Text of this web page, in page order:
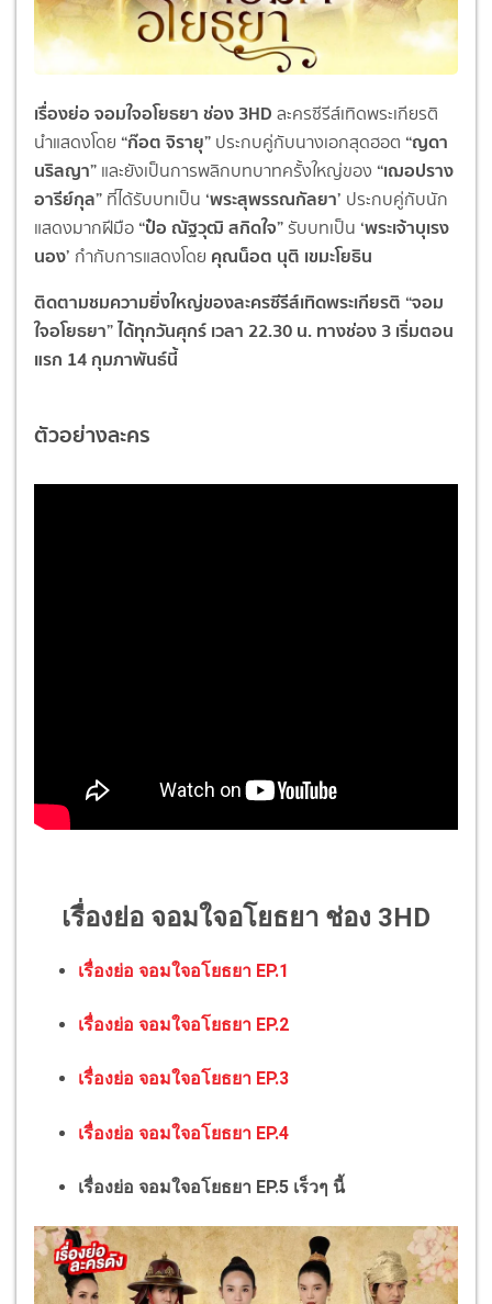
เรื่องย่อ จอมใจอโยธยา ช่อง 3HD ละครซีรีส์เทิดพระเกียรติ
นำแสดงโดย “ก๊อต จิรายุ” ประกบคู่กับนางเอกสุดฮอต “ญดา
นริลญา” และยังเป็นการพลิกบทบาทครั้งใหญ่ของ “เฌอปราง
อารีย์กุล” ที่ได้รับบทเป็น ‘พระสุพรรณกัลยา’ ประกบคู่กับนัก
แสดงมากฝีมือ “ป๋อ ณัฐวุฒิ สกิดใจ”รับบทเป็น ‘พระเจ้าบุเรง
นอง’ กำกับการแสดงโดย คุณน็อต นุติ เขมะโยธิน
ติดตามชมความยิ่งใหญ่ของละครซีรีส์เทิดพระเกียรติ “จอม
ใจอโยธยา” ได้ทุกวันศุกร์ เวลา 22.30 น. ทางช่อง 3 เริ่มตอน
แรก 14 กุมภาพันธ์นี้
ตัวอย่างละคร
เรื่องย่อ จอมใจอโยธยา ช่อง 3HD
เรื่องย่อ จอมใจอโยธยา EP.1
เรื่องย่อ จอมใจอโยธยา EP.2
เรื่องย่อ จอมใจอโยธยา EP.3
เรื่องย่อ จอมใจอโยธยา EP.4
เรื่องย่อ จอมใจอโยธยา EP.5 เร็วๆ นี้